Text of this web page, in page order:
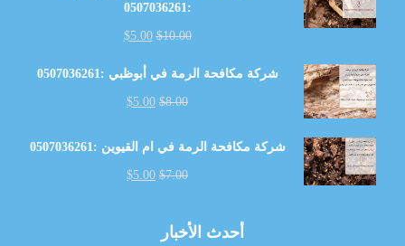
:0507036261
$10.00
$5.00
شركة مكافحة الرمة في أبوظبي :0507036261
$8.00
$5.00
شركة مكافحة الرمة في ام القيوين :0507036261
$7.00
$5.00
أحدث الأخبار